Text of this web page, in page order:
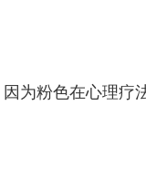
为粉色在心理疗